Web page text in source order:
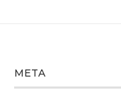
META